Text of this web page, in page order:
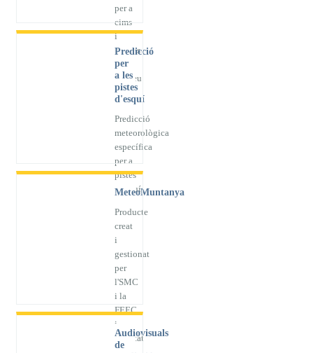
per a
cims
i
refugis
del
Pirineu
Predicció
per
a les
pistes
d'esquí
Predicció
meteorològica
específica
per a
pistes
d'esquí
MeteoMuntanya
Producte
creat
i
gestionat
per
l'SMC
i la
FEEC
i
orientat
Audiovisuals
de